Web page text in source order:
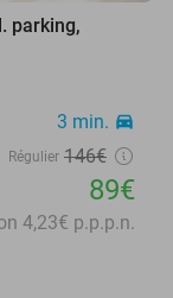
parking,
3 min. directions_car
Régulier 146€
89€
4,23€ p.p.p.n.